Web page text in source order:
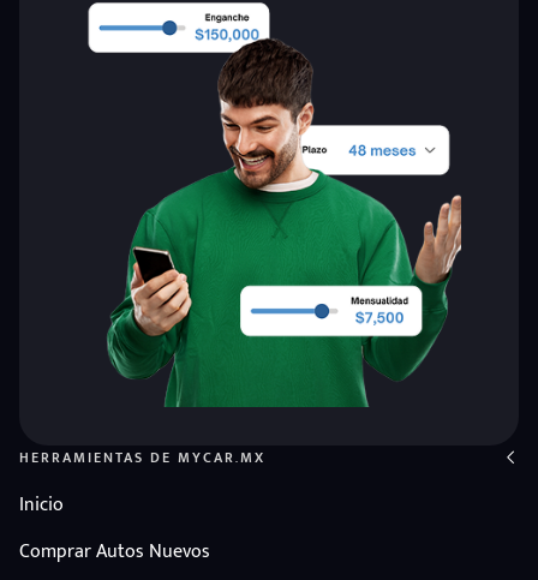
HERRAMIENTAS DE MYCAR.MX
Inicio
Comprar Autos Nuevos